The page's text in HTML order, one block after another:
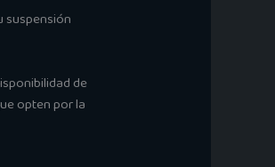
suspensión
de
opten por la